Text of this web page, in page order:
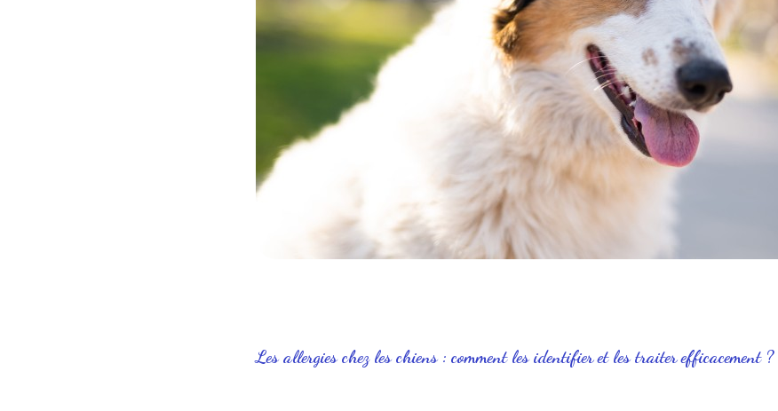
Les allergies chez les chiens : comment les identifier et les traiter efficacement ?